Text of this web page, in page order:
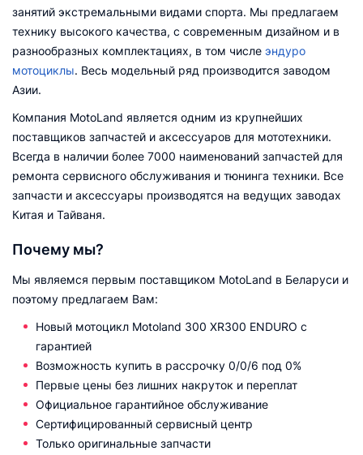
занятий экстремальными видами спорта. Мы предлагаем
технику высокого качества, с современным дизайном и в
разнообразных комплектациях, в том числе эндуро
мотоциклы. Весь модельный ряд производится заводом
Азии.
Компания MotoLand является одним из крупнейших
поставщиков запчастей и аксессуаров для мототехники.
Всегда в наличии более 7000 наименований запчастей для
ремонта сервисного обслуживания и тюнинга техники. Все
запчасти и аксессуары производятся на ведущих заводах
Китая и Тайваня.
Почему мы?
Мы являемся первым поставщиком MotoLand в Беларуси и
поэтому предлагаем Вам:
Новый мотоцикл Motoland 300 XR300 ENDURO с
гарантией
Возможность купить в рассрочку 0/0/6 под 0%
Первые цены без лишних накруток и переплат
Официальное гарантийное обслуживание
Сертифицированный сервисный центр
Только оригинальные запчасти